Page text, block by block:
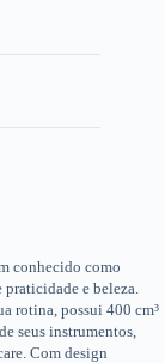
conhecido como
e beleza.
rotina, possui 400 cm³
seus instrumentos,
Com design